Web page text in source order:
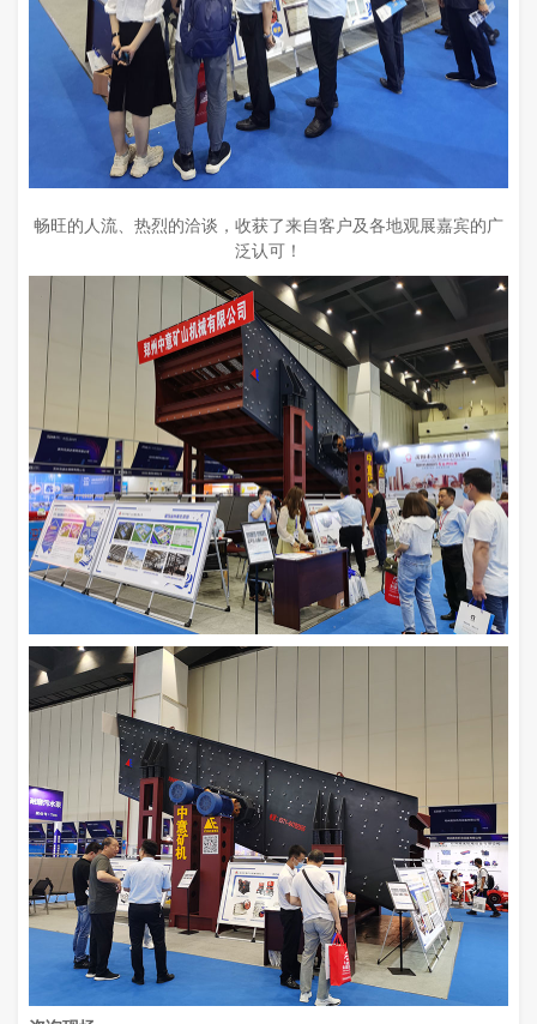
畅旺的人流、热烈的洽谈，收获了来自客户及各地观展嘉宾的广
泛认可！